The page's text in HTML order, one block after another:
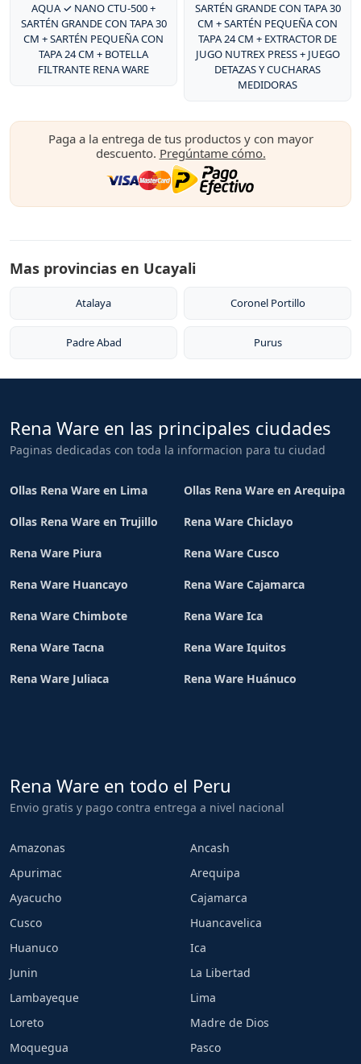
AQUA ✓ NANO CTU-500 +
SARTÉN GRANDE CON TAPA 30
CM + SARTÉN PEQUEÑA CON
TAPA 24 CM + BOTELLA
FILTRANTE RENA WARE
SARTÉN GRANDE CON TAPA 30
CM + SARTÉN PEQUEÑA CON
TAPA 24 CM + EXTRACTOR DE
JUGO NUTREX PRESS + JUEGO
DETAZAS Y CUCHARAS
MEDIDORAS
Paga a la entrega de tus productos y con mayor
descuento. Pregúntame cómo.
Mas provincias en Ucayali
Atalaya Coronel Portillo
Padre Abad Purus
Rena Ware en las principales ciudades
Paginas dedicadas con toda la informacion para tu ciudad
Ollas Rena Ware en Lima Ollas Rena Ware en Arequipa
Ollas Rena Ware en Trujillo Rena Ware Chiclayo
Rena Ware Piura Rena Ware Cusco
Rena Ware Huancayo Rena Ware Cajamarca
Rena Ware Chimbote Rena Ware Ica
Rena Ware Tacna Rena Ware Iquitos
Rena Ware Juliaca Rena Ware Huánuco
Rena Ware en todo el Peru
Envio gratis y pago contra entrega a nivel nacional
Amazonas
Ancash
Apurimac
Arequipa
Ayacucho
Cajamarca
Cusco
Huancavelica
Huanuco
Ica
Junin
La Libertad
Lambayeque
Lima
Loreto
Madre de Dios
Moquegua
Pasco